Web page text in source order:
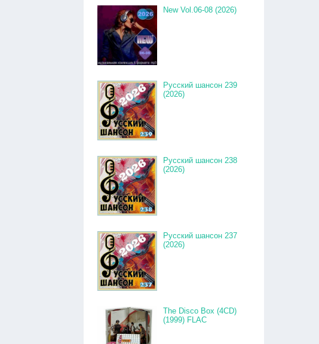
New Vol.06-08 (2026)
Русский шансон 239
(2026)
Русский шансон 238
(2026)
Русский шансон 237
(2026)
The Disco Box (4CD)
(1999) FLAC